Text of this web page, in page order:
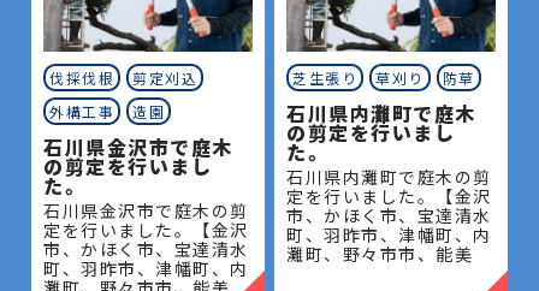
伐採伐根
剪定刈込
外構工事
造園
石川県金沢市で庭木
の剪定を行いまし
た。
石川県金沢市で庭木の剪
定を行いました。【金沢
市、かほく市、宝達清水
町、羽昨市、津幡町、内
芝生張り 草刈り 防草
石川県内灘町で庭木
の剪定を行いまし
た。
石川県内灘町で庭木の剪
定を行いました。【金沢
市、かほく市、宝達清水
町、羽昨市、津幡町、内
灘町、野々市市、能美